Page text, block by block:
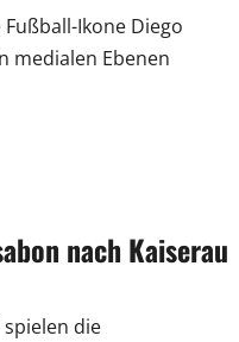
Ikone Diego
medialen Ebenen
nach Kaiserau
spielen die